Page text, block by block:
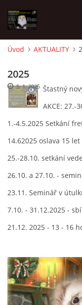
FRETKY V ÚTULKU
K ADOPCI
V PÉČI
PODMÍNKY
Úvod AKTUALITY
2025
Štastný
AKCE: 27.-
1.-4.5.2025 Setkání
14.62025 oslava 15
25.-28.10. setkání
26.10. a 27.10. -
23.11. Seminář v
7.10. - 31.12.2025 -
21.12. 2025 - 13 - 16
5. 1. 2025